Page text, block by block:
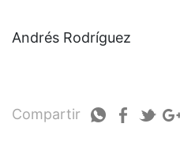
Andrés Rodríguez
Compartir